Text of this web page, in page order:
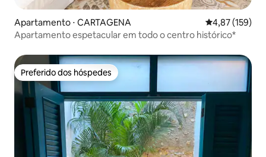
Apartamento ⋅ CARTAGENA 4,87 de uma
4,87 (159)
Apartamento espetacular em todo o centro histórico*
Preferido dos hóspedes
Preferido dos hóspedes